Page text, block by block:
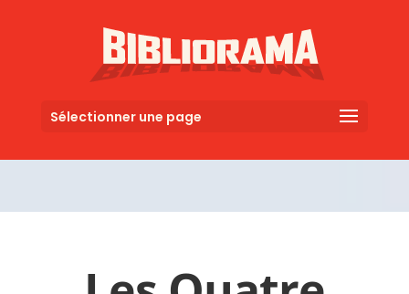
Sélectionner une page